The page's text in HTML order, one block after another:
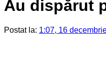
Au dispărut
Postat la: 1:07, 16